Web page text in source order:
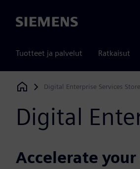
Siemens
Tuotteet ja palvelut Ratkaisut
Siemens Digital Industries Software
Digital Enterprise Services Store
Digital
Accelerate